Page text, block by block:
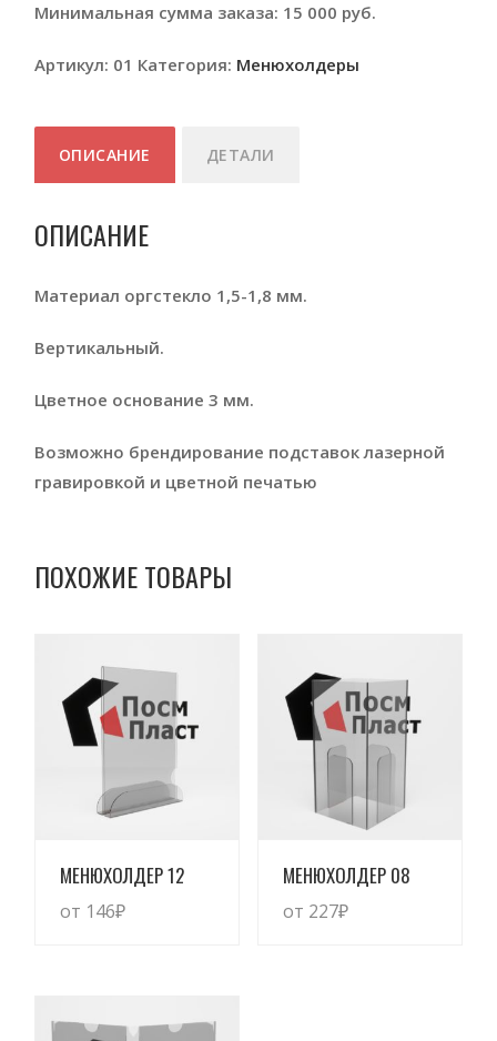
Минимальная сумма заказа: 15 000 руб.
Артикул: 01 Категория: Менюхолдеры
ОПИСАНИЕ ДЕТАЛИ
ОПИСАНИЕ
Материал оргстекло 1,5-1,8 мм.
Вертикальный.
Цветное основание 3 мм.
Возможно брендирование подставок лазерной
гравировкой и цветной печатью
ПОХОЖИЕ ТОВАРЫ
Просмотреть
МЕНЮХОЛДЕР 12
от 146₽
Просмотреть
МЕНЮХОЛДЕР 08
от 227₽